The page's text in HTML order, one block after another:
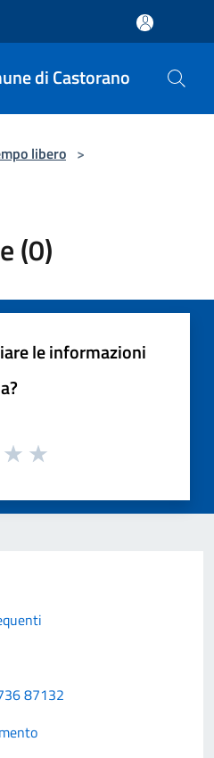
di Castorano
libero >
(0)
le informazioni
87132